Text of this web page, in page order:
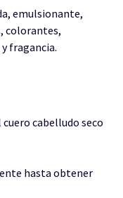
emulsionante,
colorantes,
fragancia.
cabelludo seco
hasta obtener